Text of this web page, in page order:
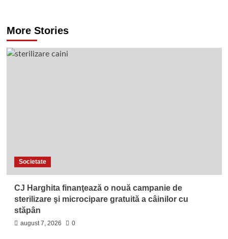
More Stories
Societate
CJ Harghita finanţează o nouă campanie de
sterilizare şi microcipare gratuită a câinilor cu
stăpân
august 7, 2026 0